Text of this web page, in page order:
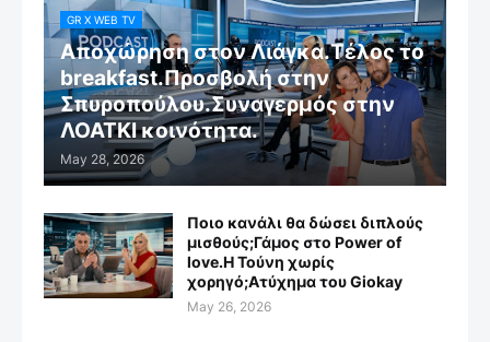
GR X WEB TV
Αποχώρηση στον Λιάγκα.Τέλος το
breakfast.Προσβολή στην
Σπυροπούλου.Συναγερμός στην
ΛΟΑΤΚΙ κοινότητα.
May 28, 2026
Ποιο κανάλι θα δώσει διπλούς
μισθούς;Γάμος στο Power of
love.Η Τούνη χωρίς
χορηγό;Aτύχημα του Giokay
May 26, 2026